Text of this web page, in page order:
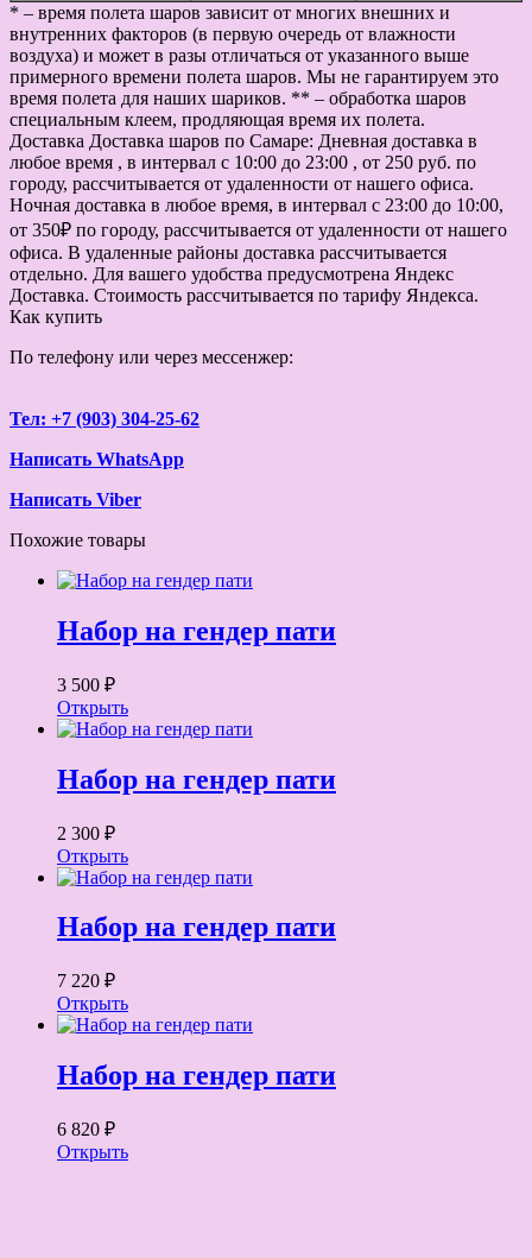
* – время полета шаров зависит от многих внешних и
внутренних факторов (в первую очередь от влажности
воздуха) и может в разы отличаться от указанного выше
примерного времени полета шаров. Мы не гарантируем это
время полета для наших шариков. ** – обработка шаров
специальным клеем, продляющая время их полета.
Доставка Доставка шаров по Самаре: Дневная доставка в
любое время , в интервал с 10:00 до 23:00 , от 250 руб. по
городу, рассчитывается от удаленности от нашего офиса.
Ночная доставка в любое время, в интервал с 23:00 до 10:00,
от 350₽ по городу, рассчитывается от удаленности от нашего
офиса. В удаленные районы доставка рассчитывается
отдельно. Для вашего удобства предусмотрена Яндекс
Доставка. Стоимость рассчитывается по тарифу Яндекса.
Как купить
По телефону или через мессенжер:
Тел: +7 (903) 304-25-62
Написать WhatsApp
Написать Viber
Похожие товары
Набор на гендер пати
3 500 ₽
Открыть
Набор на гендер пати
2 300 ₽
Открыть
Набор на гендер пати
7 220 ₽
Открыть
Набор на гендер пати
6 820 ₽
Открыть